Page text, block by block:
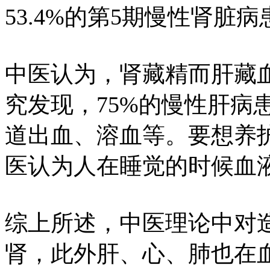
53.4%的第5期慢性肾脏病
中医认为，肾藏精而肝藏
究发现，75%的慢性肝病
道出血、溶血等。要想养
医认为人在睡觉的时候血
综上所述，中医理论中对
肾，此外肝、心、肺也在